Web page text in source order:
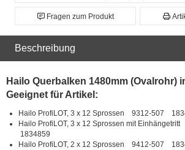
Fragen zum Produkt
Beschreibung
Hailo Querbalken 1480mm (Ovalrohr)
Geeignet für Artikel:
Hailo ProfiLOT, 3 x 12 Sprossen 9312-507
Hailo ProfiLOT, 3 x 12 Sprossen mit
1834859
Hailo ProfiLOT, 2 x 12 Sprossen 9412-507